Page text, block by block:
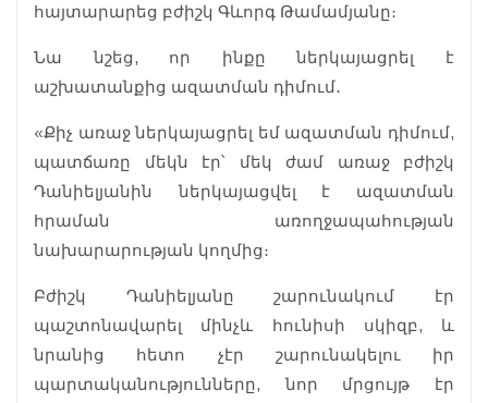
հայտարարեց բժիշկ Գևորգ Թամամյանը։
Նա նշեց, որ ինքը ներկայացրել է
աշխատանքից ազատման դիմում․
«Քիչ առաջ ներկայացրել եմ ազատման դիմում,
պատճառը մեկն էր՝ մեկ ժամ առաջ բժիշկ
Դանիելյանին ներկայացվել է ազատման
հրաման առողջապահության
նախարարության կողմից։
Բժիշկ Դանիելյանը շարունակում էր
պաշտոնավարել մինչև հունիսի սկիզբ, և
նրանից հետո չէր շարունակելու իր
պարտականությունները, նոր մրցույթ էր